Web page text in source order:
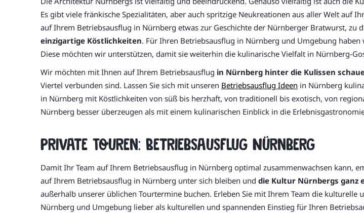
Es gibt viele fränkische Spezialitäten, aber auch spritzige Neukreationen aus aller Welt auf
auf Ihrem Betriebsausflug in Nürnberg etwas zur Geschichte der Nürnberger Bratwurst, zu
einzigartige Köstlichkeiten. Für Ihren Betriebsausflug in Nürnberg und Umgebung
Diese möchten wir unterstützen, damit sie weiterhin die kulinarische Vielfalt in Nürnberg-
Wir möchten mit Ihnen auf Ihrem Betriebsausflug in Nürnberg hinter die Kulissen
Viertel verbunden sind. Lassen Sie sich mit unseren Betriebsausflug Ideen in Nürnberg
in Nürnberg mit Köstlichkeiten von süß bis herzhaft, von traditionell bis exotisch, von
Nürnberg besser überzeugen als mit einem kulinarischen Einblick in die
Private Touren: Betriebsausflug Nürnberg
Damit Ihr Team auf Ihrem Betriebsausflug in Nürnberg optimal zusammenwachsen kann,
auf Ihrem Betriebsausflug in Nürnberg unter sich bleiben und die Kultur Nürnbergs ganz
außerhalb unserer üblichen Tourtermine buchen. Erleben Sie mit Ihrem Team die
Nürnberg und Umgebung lieber als kulturellen und spannenden Einstieg für Ihren